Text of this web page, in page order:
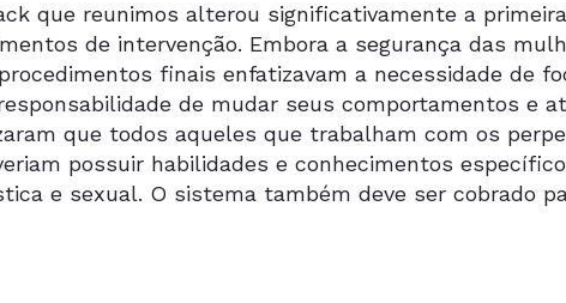
que reunimos alterou significativamente a
de intervenção. Embora a segurança das
finais enfatizavam a necessidade de
de mudar seus comportamentos e
que todos aqueles que trabalham com os
possuir habilidades e conhecimentos
e sexual. O sistema também deve ser cobrado